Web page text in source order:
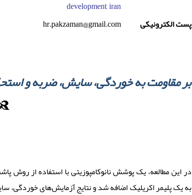
development, iran
پست الکترونیکی
hr.pakzaman@gmail.com
در این مطالعه، یک پوشش نانوکامپوزیتی با استفاده از روش